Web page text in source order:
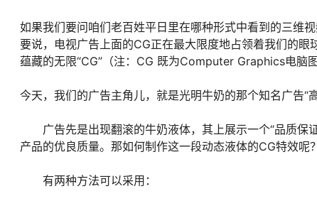
如果我们要问咱们老百姓平日里在哪种形式中看到的三维
要说，电视广告上面的CG正在最大限度地占领着我们的
蕴藏的无限“CG”（注：CG 既为Computer Graphics电脑
今天，我们的广告主角儿，就是光明牛奶的那个知名广告“高
广告先是出现翻滚的牛奶液体，其上展示一个“品质保
产品的优良质量。那如何制作这一段动态液体的CG特效呢？
有两种方法可以采用：